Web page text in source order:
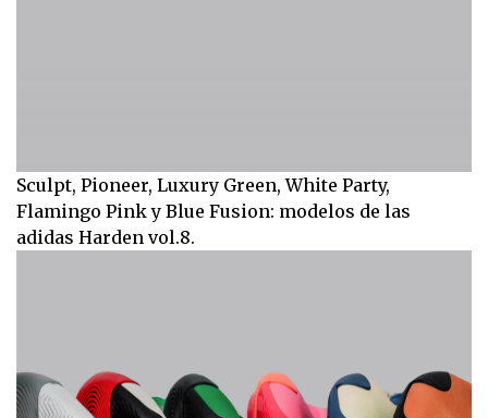
Sculpt, Pioneer, Luxury Green, White Party,
Flamingo Pink y Blue Fusion: modelos de las
adidas Harden vol.8.